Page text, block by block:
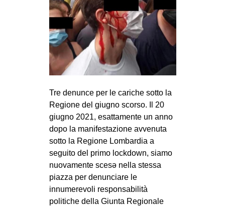
Tre denunce per le cariche sotto la
Regione del giugno scorso. Il 20
giugno 2021, esattamente un anno
dopo la manifestazione avvenuta
sotto la Regione Lombardia a
seguito del primo lockdown, siamo
nuovamente scesə nella stessa
piazza per denunciare le
innumerevoli responsabilità
politiche della Giunta Regionale